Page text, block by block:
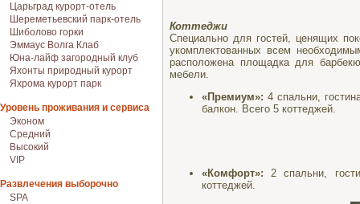
Царьград курорт-отель
Шереметьевский парк-отель
Шиболово горки
Эммаус Волга Клаб
Юна-лайф загородный клуб
Яхонты природный курорт
Яхрома курорт парк
Уровень проживания и сервиса
Эконом
Средний
Высокий
VIP
Развлечения выборочно
SPA
Коттеджи
Специально для гостей, ценящих
укомплектованных всем
расположена площадка для
мебели.
«Премиум»: 4 спальни,
балкон. Всего 5 коттеджей.
«Комфорт»: 2 спальни,
коттеджей.